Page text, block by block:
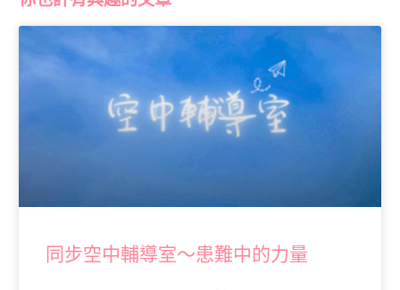
同步空中輔導室～患難中的力量